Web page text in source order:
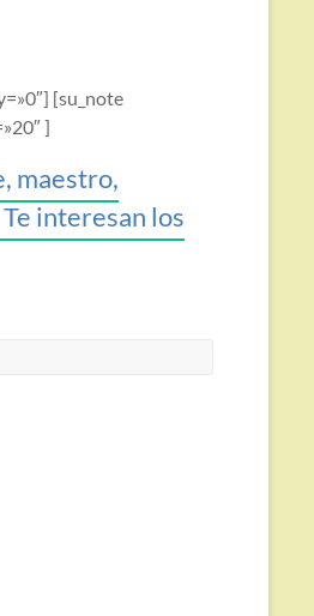
[su_note
]
maestro,
interesan los